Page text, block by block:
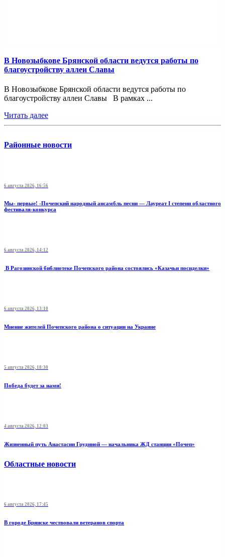
В Новозыбкове Брянской области ведутся работы по
благоустройству аллеи Славы
В Новозыбкове Брянской области ведутся работы по
благоустройству аллеи Славы В рамках ...
Читать далее
Районные новости
6 августа 2026, 16:56
Мы- первые! -Почепский народный ансамбль песни — Лауреат I степени областного
фестиваля-конкурса
6 августа 2026, 14:12
В Рагозинской библиотеке Почепского района состоялись «Казачьи посиделки»
6 августа 2026, 13:10
Мнение жителей Почепского района о ситуации на Украине
5 августа 2026, 18:30
Победа будет за нами!
4 августа 2026, 12:03
Жизненный путь Анастасии Грудиной — начальника ЖД станции «Почеп»
Областные новости
6 августа 2026, 17:45
В городе Брянске чествовали ветеранов спорта